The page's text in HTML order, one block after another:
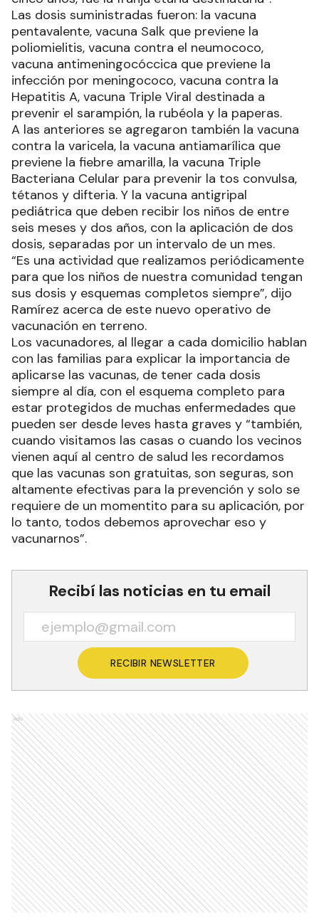
Las dosis suministradas fueron: la vacuna
pentavalente, vacuna Salk que previene la
poliomielitis, vacuna contra el neumococo,
vacuna antimeningocóccica que previene la
infección por meningococo, vacuna contra la
Hepatitis A, vacuna Triple Viral destinada a
prevenir el sarampión, la rubéola y la paperas.
A las anteriores se agregaron también la vacuna
contra la varicela, la vacuna antiamarílica que
previene la fiebre amarilla, la vacuna Triple
Bacteriana Celular para prevenir la tos convulsa,
tétanos y difteria. Y la vacuna antigripal
pediátrica que deben recibir los niños de entre
seis meses y dos años, con la aplicación de dos
dosis, separadas por un intervalo de un mes.
“Es una actividad que realizamos periódicamente
para que los niños de nuestra comunidad tengan
sus dosis y esquemas completos siempre”, dijo
Ramírez acerca de este nuevo operativo de
vacunación en terreno.
Los vacunadores, al llegar a cada domicilio hablan
con las familias para explicar la importancia de
aplicarse las vacunas, de tener cada dosis
siempre al día, con el esquema completo para
estar protegidos de muchas enfermedades que
pueden ser desde leves hasta graves y “también,
cuando visitamos las casas o cuando los vecinos
vienen aquí al centro de salud les recordamos
que las vacunas son gratuitas, son seguras, son
altamente efectivas para la prevención y solo se
requiere de un momentito para su aplicación, por
lo tanto, todos debemos aprovechar eso y
vacunarnos”.
Recibí las noticias en tu email
RECIBIR NEWSLETTER
Ads